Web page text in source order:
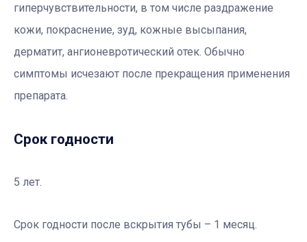
гиперчувствительности, в том числе раздражение
кожи, покраснение, зуд, кожные высыпания,
дерматит, ангионевротический отек. Обычно
симптомы исчезают после прекращения применения
препарата.
Срок годности
5 лет.
Срок годности после вскрытия тубы – 1 месяц.